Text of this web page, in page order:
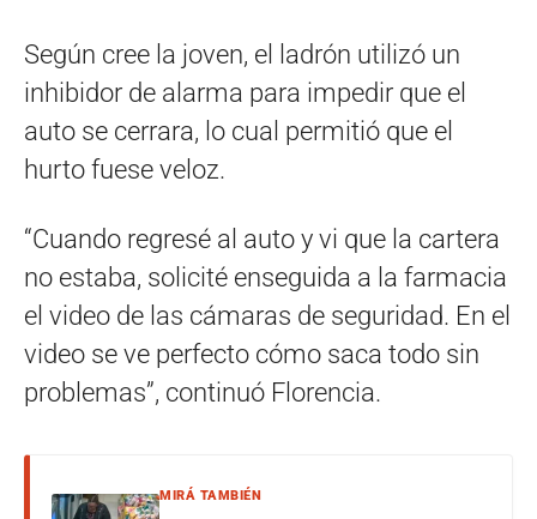
Según cree la joven, el ladrón utilizó un
inhibidor de alarma para impedir que el
auto se cerrara, lo cual permitió que el
hurto fuese veloz.
“Cuando regresé al auto y vi que la cartera
no estaba, solicité enseguida a la farmacia
el video de las cámaras de seguridad. En el
video se ve perfecto cómo saca todo sin
problemas”, continuó Florencia.
MIRÁ TAMBIÉN